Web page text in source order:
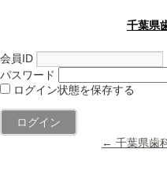
千葉県
会員ID
パスワード
ログイン状態を保存する
← 千葉県歯